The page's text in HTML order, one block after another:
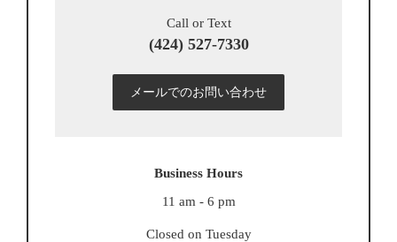
Call or Text
(424) 527-7330
メールでのお問い合わせ
Business Hours
11 am - 6 pm
Closed on Tuesday